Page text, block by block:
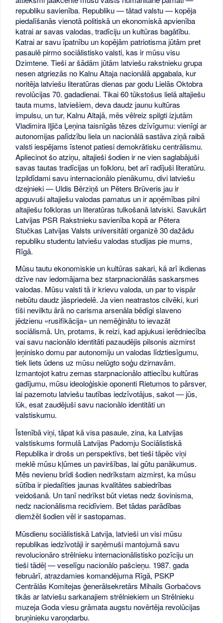
republiku savienība. Republiku — tātad valstu — kopēja
piedalīšanās vienotā politiskā un ekonomiskā apvienība
katrai ar savas valodas, tradīciju un kultūras bagātību.
Katrai ar savu īpatnību un kopējām patriotisma jūtām pret
pasaulē pirmo sociālistisko valsti, kas ir mūsu visu
Dzimtene. Tieši ar šādām jūtām latviešu rakstnieku grupa
nesen atgriezās no Kalnu Altaja nacionālā apgabala, kur
noritēja latviešu literatūras dienas par godu Lielās Oktobra
revolūcijas 70. gadadienai. Tikai 60 tūkstošus lielā altajiešu
tauta mums, latviešiem, deva daudz jaunu kultūras
impulsu, un tur, Kalnu Altajā, mēs vēlreiz spilgti izjutām
Vladimira Iļjiča Ļeņina taisnīgās tēzes dzīvīgumu: vienīgi ar
autonomijas palīdzību liela un nacionālā sastāva ziņā raibā
valsti iespējams īstenot patiesi demokrātisku centrālismu.
Apliecinot šo atziņu, altajieši šodien ir ne vien saglabājuši
savas tautas tradīcijas un folkloru, bet arī radījuši literatūru.
Izpildīdami savu internacionālo pienākumu, divi latviešu
dzejnieki — Uldis Bērziņš un Pēters Brūveris jau ir
apguvuši altajiešu valodas pamatus un ir apņēmības pilni
altajiešu folkloras un literatūras tulkošanā latviski. Savukārt
Latvijas PSR Rakstnieku savienība kopā ar Pētera
Stučkas Latvijas Valsts universitāti organizē 30 dažādu
republiku studentu latviešu valodas studijas pie mums,
Rīgā.
Mūsu tautu ekonomiskie un kultūras sakari, kā arī ikdienas
dzīve nav iedomājama bez starpnacionālās saskarsmes
valodas. Mūsu valsti tā ir krievu valoda, un par to vispār
nebūtu daudz jāspriedelē. Ja vien neatrastos cilvēki, kuri
tīši nevilktu ārā no carisma arsenāla bēdīgi slaveno
jēdzienu «rusifikācija» un nemēģinātu to ievazāt
sociālismā. Un, protams, ik reizi, kad apjukusi ierēdniecība
vai savu nacionālo identitāti pazaudējis pilsonis aizmirst
ļeņinisko domu par autonomiju un valodas līdztiesīgumu,
tiek liets ūdens uz mūsu nelūgto soģu dzirnavām.
Izmantojot katru zemas starpnacionālo attiecību kultūras
gadījumu, mūsu ideoloģiskie oponenti Rietumos to pārsver,
lai pazemotu latviešu tautības iedzīvotājus, sakot — jūs,
lūk, esat zaudējuši savu nacionālo identitāti un
valstiskumu.
Īstenībā viņi, tāpat kā visa pasaule, zina, ka Latvijas
valstiskums formulā Latvijas Padomju Sociālistiskā
Republika ir drošs un perspektīvs, bet tieši tāpēc viņi
meklē mūsu kļūmes un paviršības, lai gūtu panākumus.
Mēs nevienu brīdi šodien nedrīkstam aizmirst, ka mūsu
sūtība ir piedalīties jaunas kvalitātes sabiedrības
veidošanā. Un tanī nedrīkst būt vietas nedz šovinisma,
nedz nacionālisma recidīviem. Bet tādas parādības
diemžēl šodien vēl ir sastopamas.
Mūsdienu sociālistiskā Latvija, latvieši un visi mūsu
republikas iedzīvotāji ir saņēmuši mantojumā savu
revolucionāro strēlnieku internacionālistisko pozīciju un
tieši tādēļ — veselīgu nacionālo pašcieņu. 1987. gada
februārī, atrazdamies komandējuma Rīgā, PSKP
Centrālās Komitejas ģenerālsekretārs Mihails Gorbačovs
tikās ar latviešu sarkanajiem strēlniekiem un Strēlnieku
muzeja Goda viesu grāmata augstu novērtēja revolūcijas
bruņinieku varoņdarbu.